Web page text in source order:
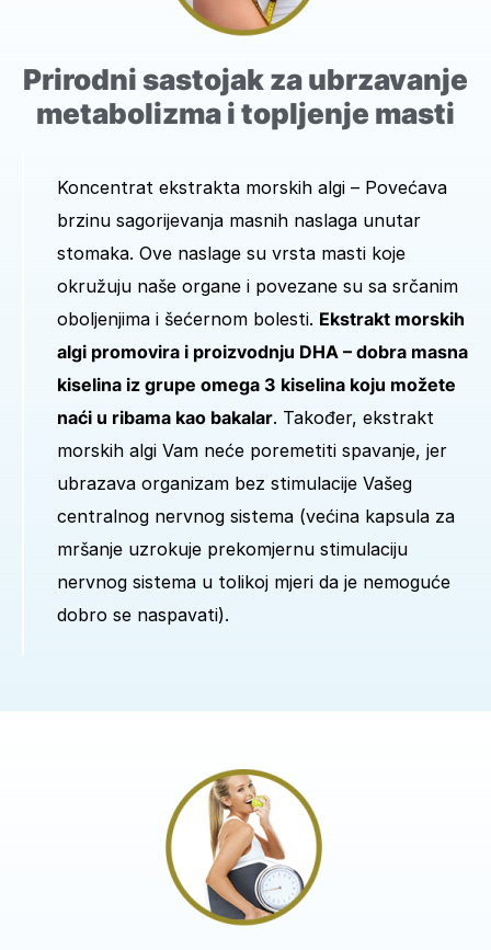
Prirodni sastojak za ubrzavanje
metabolizma i topljenje masti
Koncentrat ekstrakta morskih algi – Povećava
brzinu sagorijevanja masnih naslaga unutar
stomaka. Ove naslage su vrsta masti koje
okružuju naše organe i povezane su sa srčanim
oboljenjima i šećernom bolesti. Ekstrakt morskih
algi promovira i proizvodnju DHA – dobra masna
kiselina iz grupe omega 3 kiselina koju možete
naći u ribama kao bakalar. Također, ekstrakt
morskih algi Vam neće poremetiti spavanje, jer
ubrazava organizam bez stimulacije Vašeg
centralnog nervnog sistema (većina kapsula za
mršanje uzrokuje prekomjernu stimulaciju
nervnog sistema u tolikoj mjeri da je nemoguće
dobro se naspavati).